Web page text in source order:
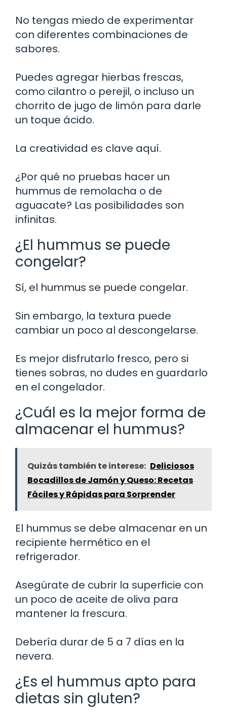
No tengas miedo de experimentar
con diferentes combinaciones de
sabores.
Puedes agregar hierbas frescas,
como cilantro o perejil, o incluso un
chorrito de jugo de limón para darle
un toque ácido.
La creatividad es clave aquí.
¿Por qué no pruebas hacer un
hummus de remolacha o de
aguacate? Las posibilidades son
infinitas.
¿El hummus se puede
congelar?
Sí, el hummus se puede congelar.
Sin embargo, la textura puede
cambiar un poco al descongelarse.
Es mejor disfrutarlo fresco, pero si
tienes sobras, no dudes en guardarlo
en el congelador.
¿Cuál es la mejor forma de
almacenar el hummus?
Quizás también te interese: Deliciosos
Bocadillos de Jamón y Queso: Recetas
Fáciles y Rápidas para Sorprender
El hummus se debe almacenar en un
recipiente hermético en el
refrigerador.
Asegúrate de cubrir la superficie con
un poco de aceite de oliva para
mantener la frescura.
Debería durar de 5 a 7 días en la
nevera.
¿Es el hummus apto para
dietas sin gluten?